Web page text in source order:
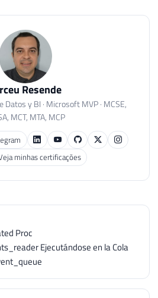
Resende
y BI · Microsoft MVP · MCSE,
MCT, MTA, MCP
minhas certificações
Proc
Ejecutándose en la Cola